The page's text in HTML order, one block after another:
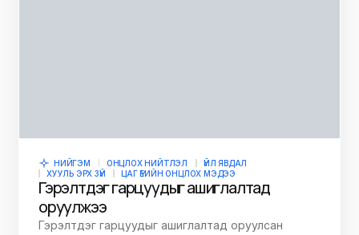
НИЙГЭМ ОНЦЛОХ НИЙТЛЭЛ
ҮЙЛ ЯВДАЛ
ХУУЛЬ ЭРХ ЗҮЙ
ЦАГ ҮЕИЙН ОНЦЛОХ МЭДЭЭ
Гэрэлтдэг гарцуудыг ашиглалтад
оруулжээ
Гэрэлтдэг гарцуудыг ашиглалтад оруулсан